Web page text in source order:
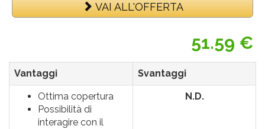
VAI ALL'OFFERTA
51.59 €
Vantaggi Svantaggi
Ottima copertura
Possibilità di
interagire con il
N.D.